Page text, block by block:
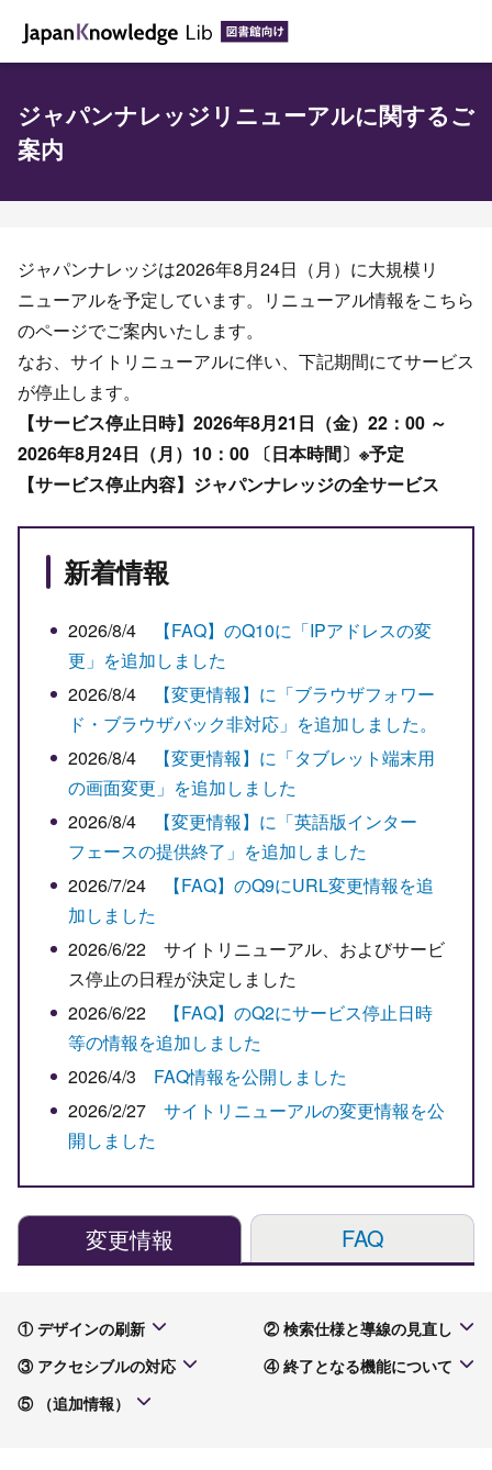
ジャパンナレッジリニューアルに関するご
案内
ジャパンナレッジは2026年8月24日（月）に大規模リ
ニューアルを予定しています。リニューアル情報をこちら
のページでご案内いたします。
なお、サイトリニューアルに伴い、下記期間にてサービス
が停止します。
【サービス停止日時】2026年8月21日（金）22：00 ～
2026年8月24日（月）10：00 〔日本時間〕※予定
【サービス停止内容】ジャパンナレッジの全サービス
新着情報
2026/8/4
【FAQ】のQ10に「IPアドレスの変
更」を追加しました
2026/8/4
【変更情報】に「ブラウザフォワー
ド・ブラウザバック非対応」を追加しました。
2026/8/4
【変更情報】に「タブレット端末用
の画面変更」を追加しました
2026/8/4
【変更情報】に「英語版インター
フェースの提供終了」を追加しました
2026/7/24
【FAQ】のQ9にURL変更情報を追
加しました
2026/6/22 サイトリニューアル、およびサービ
ス停止の日程が決定しました
2026/6/22
【FAQ】のQ2にサービス停止日時
等の情報を追加しました
2026/4/3 FAQ情報を公開しました
2026/2/27 サイトリニューアルの変更情報を公
開しました
変更情報 FAQ
① デザインの刷新
② 検索仕様と導線の見直し
③ アクセシブルの対応
④ 終了となる機能について
⑤ （追加情報）